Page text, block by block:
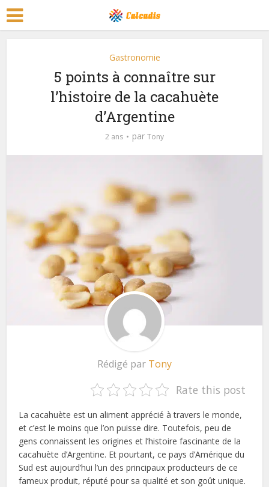
Gastronomie
5 points à connaître sur
l’histoire de la cacahuète
d’Argentine
2 ans par Tony
Rédigé par Tony
Rate this post
La cacahuète est un aliment apprécié à travers le monde,
et c’est le moins que l’on puisse dire. Toutefois, peu de
gens connaissent les origines et l’histoire fascinante de la
cacahuète d’Argentine. Et pourtant, ce pays d’Amérique du
Sud est aujourd’hui l’un des principaux producteurs de ce
fameux produit, réputé pour sa qualité et son goût unique.